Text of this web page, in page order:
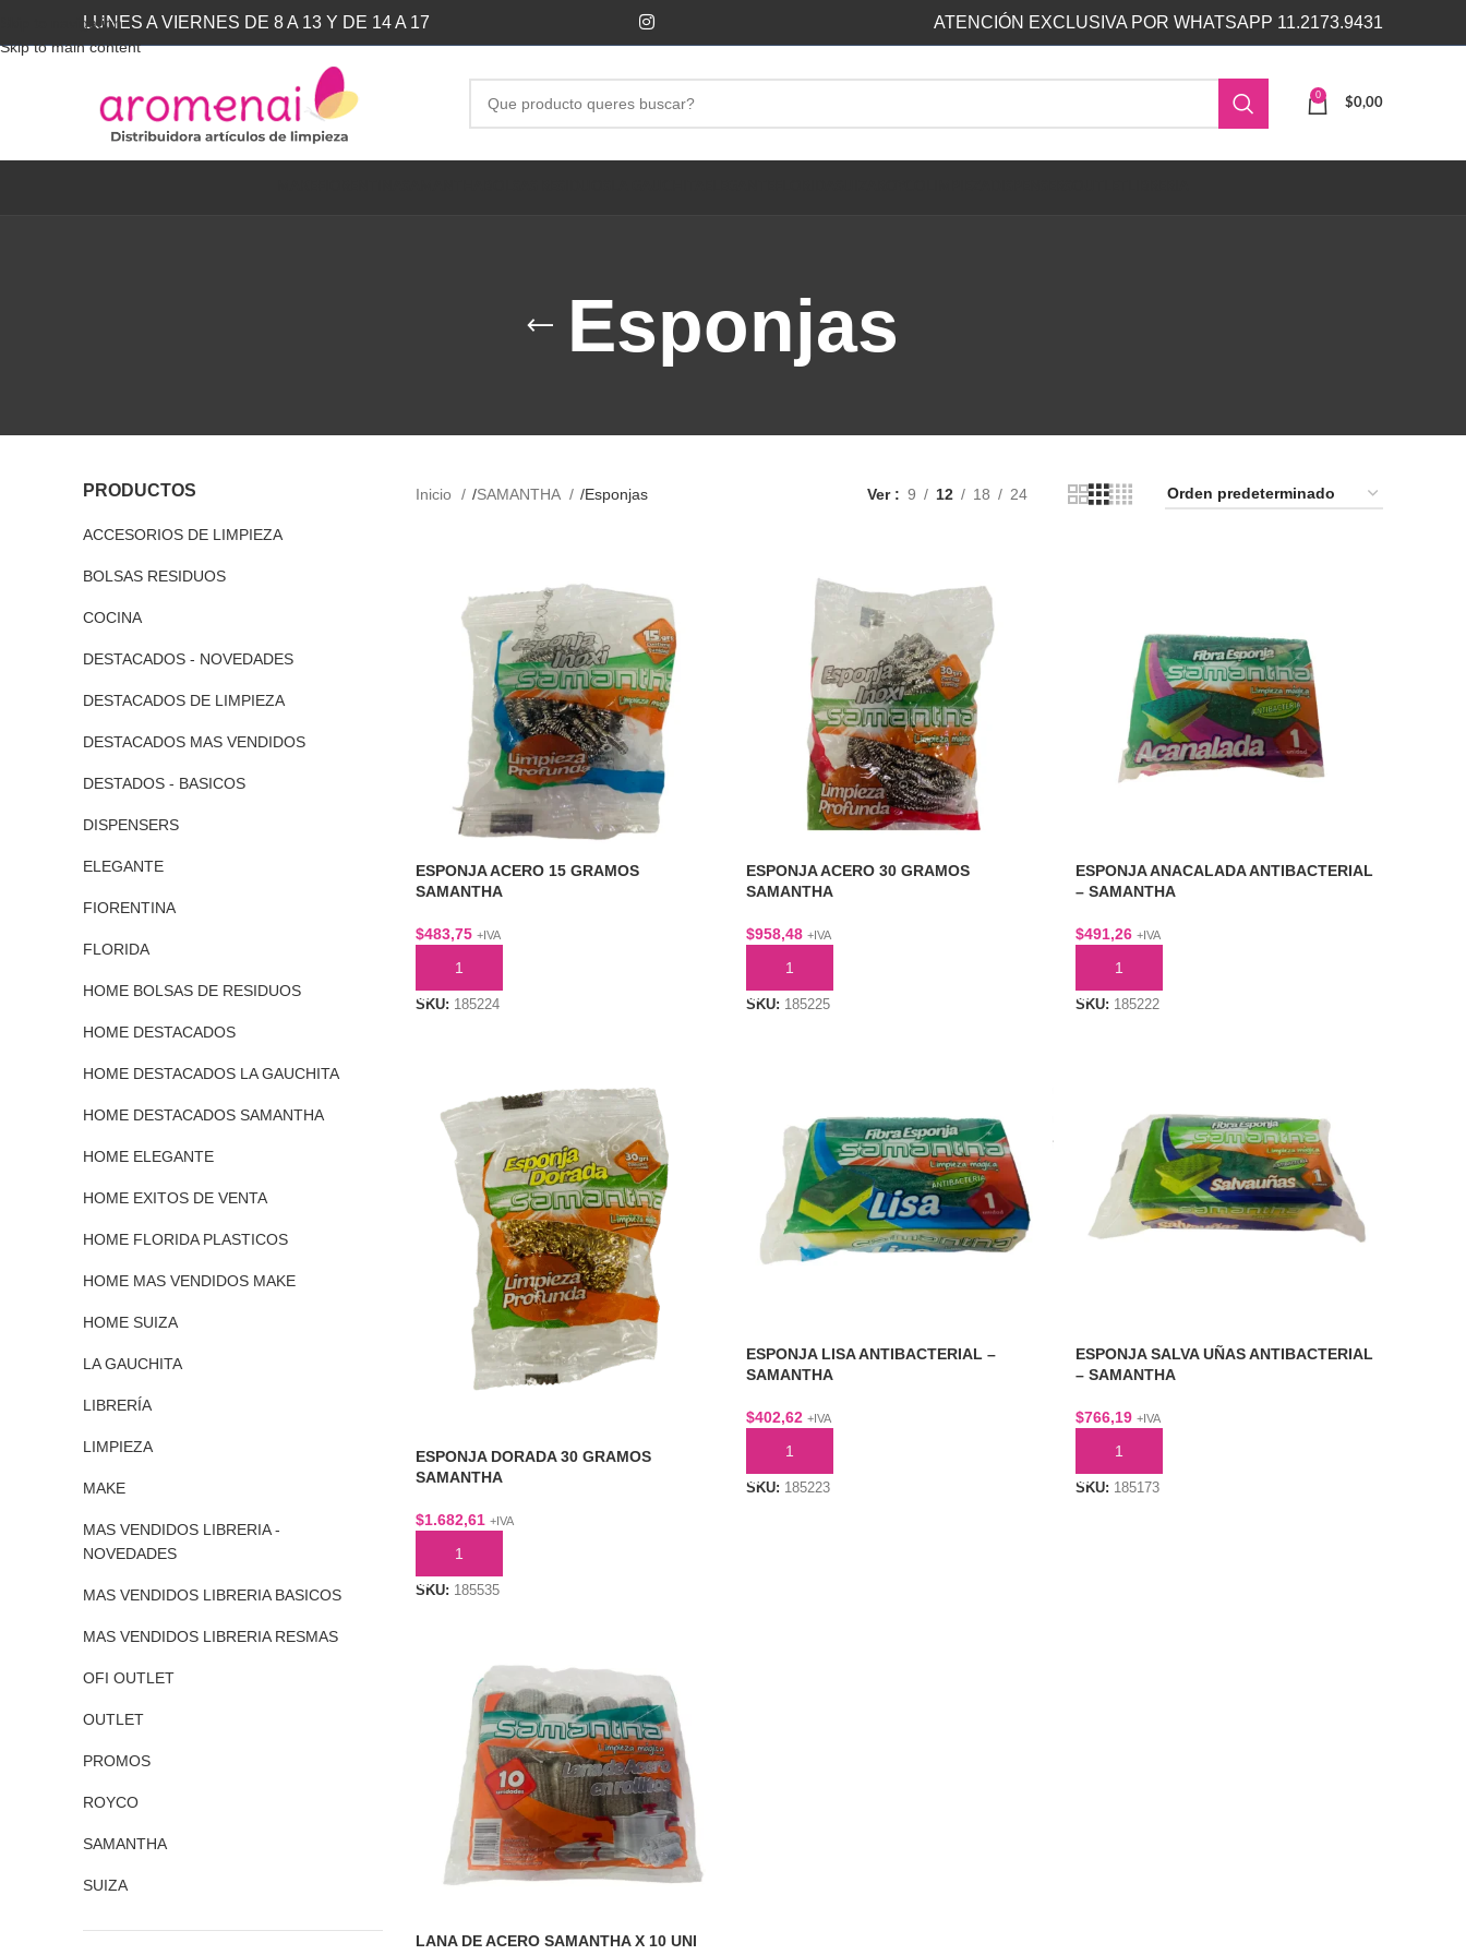
Skip to navigation
Skip to main content
LUNES A VIERNES DE 8 A 13 Y DE 14 A 17 ATENCIÓN EXCLUSIVA POR WHATSAPP 11.2173.9431
0
$0,00
Esponjas
PRODUCTOS
ACCESORIOS DE LIMPIEZA
BOLSAS RESIDUOS
COCINA
DESTACADOS - NOVEDADES
DESTACADOS DE LIMPIEZA
DESTACADOS MAS VENDIDOS
DESTADOS - BASICOS
DISPENSERS
ELEGANTE
FIORENTINA
FLORIDA
HOME BOLSAS DE RESIDUOS
HOME DESTACADOS
HOME DESTACADOS LA GAUCHITA
HOME DESTACADOS SAMANTHA
HOME ELEGANTE
HOME EXITOS DE VENTA
HOME FLORIDA PLASTICOS
HOME MAS VENDIDOS MAKE
HOME SUIZA
LA GAUCHITA
LIBRERÍA
LIMPIEZA
MAKE
MAS VENDIDOS LIBRERIA -
NOVEDADES
MAS VENDIDOS LIBRERIA BASICOS
MAS VENDIDOS LIBRERIA RESMAS
OFI OUTLET
OUTLET
PROMOS
ROYCO
SAMANTHA
SUIZA
Inicio SAMANTHA Esponjas Ver 9 12 18 24
ESPONJA ACERO 15 GRAMOS
SAMANTHA
$483,75 +IVA
AÑADIR AL CARRITO
SKU: 185224
ESPONJA ACERO 30 GRAMOS
SAMANTHA
$958,48 +IVA
AÑADIR AL CARRITO
SKU: 185225
ESPONJA ANACALADA ANTIBACTERIAL
– SAMANTHA
$491,26 +IVA
AÑADIR AL CARRITO
SKU: 185222
ESPONJA DORADA 30 GRAMOS
SAMANTHA
$1.682,61 +IVA
AÑADIR AL CARRITO
SKU: 185535
ESPONJA LISA ANTIBACTERIAL –
SAMANTHA
$402,62 +IVA
AÑADIR AL CARRITO
SKU: 185223
ESPONJA SALVA UÑAS ANTIBACTERIAL
– SAMANTHA
$766,19 +IVA
AÑADIR AL CARRITO
SKU: 185173
LANA DE ACERO SAMANTHA X 10 UNI